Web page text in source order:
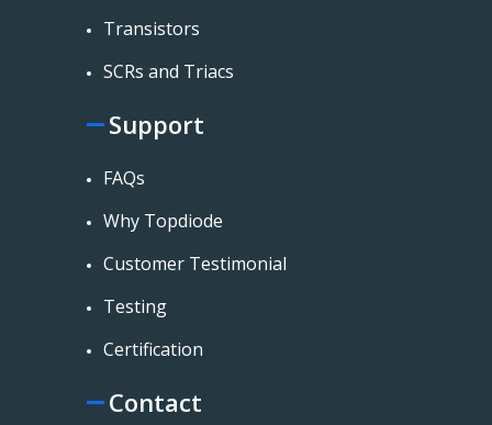
Transistors
SCRs and Triacs
Support
FAQs
Why Topdiode
Customer Testimonial
Testing
Certification
Contact